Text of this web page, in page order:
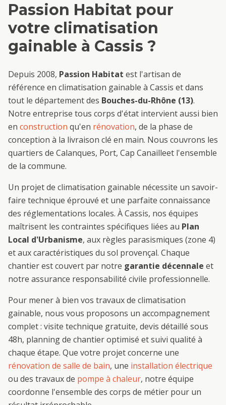
Passion Habitat pour
votre climatisation
gainable à Cassis ?
Depuis 2008, Passion Habitat est l'artisan de
référence en climatisation gainable à Cassis et dans
tout le département des Bouches-du-Rhône (13).
Notre entreprise tous corps d'état intervient aussi bien
en construction qu'en rénovation, de la phase de
conception à la livraison clé en main. Nous couvrons les
quartiers de Calanques, Port, Cap Canailleet l'ensemble
de la commune.
Un projet de climatisation gainable nécessite un savoir-
faire technique éprouvé et une parfaite connaissance
des réglementations locales. ÀCassis, nos équipes
maîtrisent les contraintes spécifiques liées au Plan
Local d'Urbanisme, aux règles parasismiques (zone 4)
et aux caractéristiques du sol provençal. Chaque
chantier est couvert par notre garantie décennale et
notre assurance responsabilité civile professionnelle.
Pour mener à bien vos travaux de climatisation
gainable, nous vous proposons un accompagnement
complet : visite technique gratuite, devis détaillé sous
48h, planning de chantier optimisé et suivi qualité à
chaque étape. Que votre projet concerne une
rénovation de salle de bain, une installation électrique
ou des travaux de pompe à chaleur, notre équipe
coordonne l'ensemble des corps de métier pour un